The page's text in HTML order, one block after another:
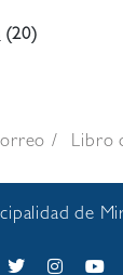
(20)
Libro
de